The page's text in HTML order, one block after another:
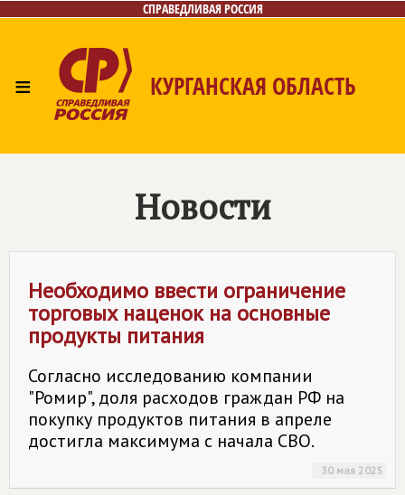
СПРАВЕДЛИВАЯ РОССИЯ
≡ КУРГАНСКАЯ ОБЛАСТЬ
Новости
Необходимо ввести ограничение
торговых наценок на основные
продукты питания
Согласно исследованию компании
"Ромир", доля расходов граждан РФ на
покупку продуктов питания в апреле
достигла максимума с начала СВО.
30 мая 2025